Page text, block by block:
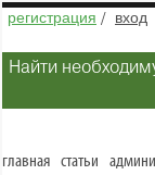
регистрация / вход
Найти
главная статьи